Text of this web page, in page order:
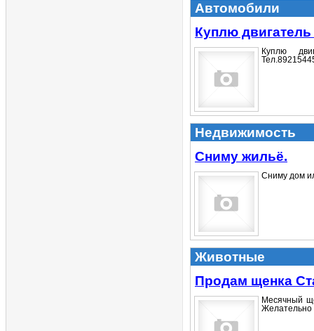
Автомобили
Куплю
Куплю
Недвижимость
Сниму жильё.
Сниму дом
Животные
Продам щенка
Месячный
Желательно